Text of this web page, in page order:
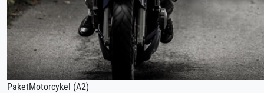
PaketMotorcykel (A2)